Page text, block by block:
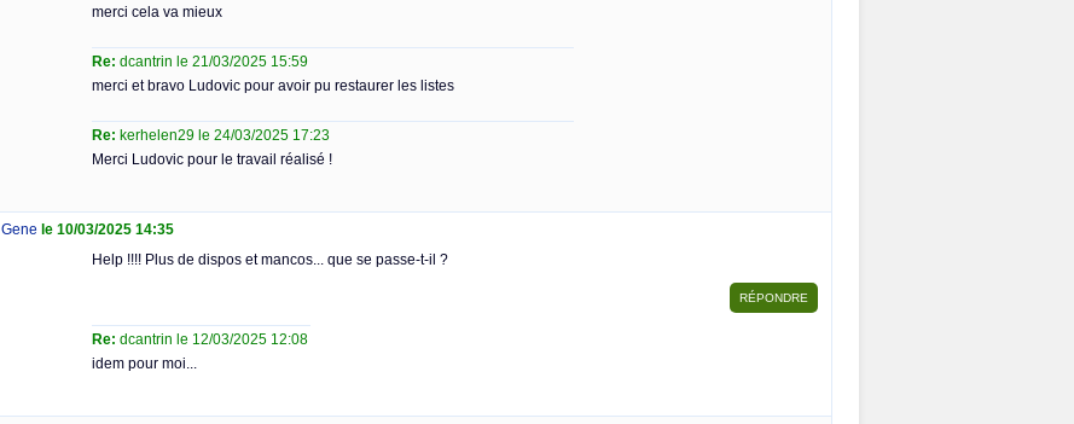
merci cela va mieux
Re: dcantrin le 21/03/2025 15:59
merci et bravo Ludovic pour avoir pu restaurer les listes
Re: kerhelen29 le 24/03/2025 17:23
Merci Ludovic pour le travail réalisé !
Gene le 10/03/2025 14:35
Help !!!! Plus de dispos et mancos... que se passe-t-il ?
Re: dcantrin le 12/03/2025 12:08
idem pour moi...